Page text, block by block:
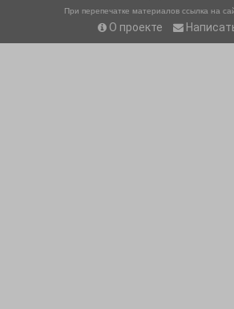
При перепечатке материалов ссылка на
О проекте